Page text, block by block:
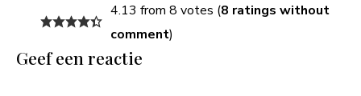
4.13 from 8 votes (8 ratings without
comment)
Geef een reactie